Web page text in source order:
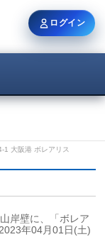
1 大阪港 ボレアリス
岸壁に、「ボレア
年04月01日(土)
ログイン